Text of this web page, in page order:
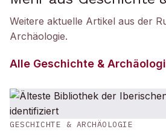
Weitere aktuelle Artikel aus der
Archäologie.
Alle Geschichte &
GESCHICHTE & ARCHÄOLOGIE